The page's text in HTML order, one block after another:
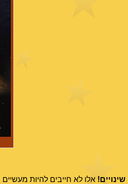
שינויים! אלו לא חייבים להיות